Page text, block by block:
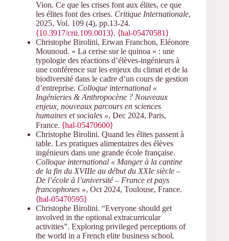
Vion. Ce que les crises font aux élites, ce que
les élites font des crises. Critique Internationale,
2025, Vol. 109 (4), pp.13-24.
⟨10.3917/crii.109.0013⟩. ⟨hal-05470581⟩
Christophe Birolini, Erwan Franchon, Eléonore
Mounoud. « La cerise sur le quinoa » : une
typologie des réactions d’élèves-ingénieurs à
une conférence sur les enjeux du climat et de la
biodiversité dans le cadre d’un cours de gestion
d’entreprise. Colloque international «
Ingénieries & Anthropocène ? Nouveaux
enjeux, nouveaux parcours en sciences
humaines et sociales », Dec 2024, Paris,
France. ⟨hal-05470600⟩
Christophe Birolini. Quand les élites passent à
table. Les pratiques alimentaires des élèves
ingénieurs dans une grande école française.
Colloque international « Manger à la cantine
de la fin du XVIIIe au début du XXIe siècle –
De l’école à l’université – France et pays
francophones », Oct 2024, Toulouse, France.
⟨hal-05470595⟩
Christophe Birolini. “Everyone should get
involved in the optional extracurricular
activities”. Exploring privileged perceptions of
the world in a French elite business school.